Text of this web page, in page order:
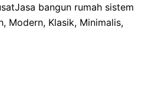
bangun rumah sistem
Modern, Klasik, Minimalis,